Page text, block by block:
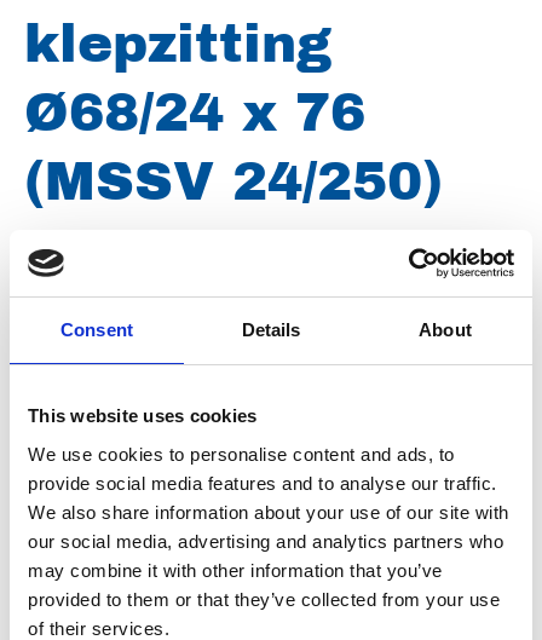
Consent Details About
This website uses cookies
We use cookies to personalise content and ads, to
provide social media features and to analyse our traffic.
We also share information about your use of our site with
our social media, advertising and analytics partners who
may combine it with other information that you’ve
provided to them or that they’ve collected from your use
of their services.
klepzitting
Ø68/24 x 76
(MSSV 24/250)
Merk
Conditie Gereviseerd
Type MSSV24 MSSV250
Groep Onderdelen